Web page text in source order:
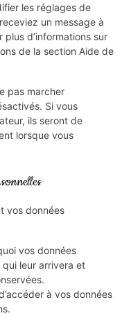
les réglages de
un message à
plus d’informations sur
de la section Aide de
pas marcher
Si vous
ils seront de
lorsque vous
vos données
vos données
qui leur arrivera et
à vos données